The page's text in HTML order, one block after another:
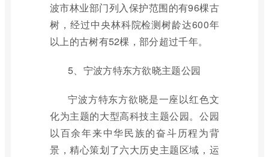
波市林业部门列入保护范围的有96棵古
树，经过中央林科院检测树龄达600年
以上的古树有52棵，部分超过千年。
5、宁波方特东方欲晓主题公园
宁波方特东方欲晓是一座以红色文
化为主题的大型高科技主题公园。公园
以百余年来中华民族的奋斗历程为背
景，精心策划了六大历史主题区域，运